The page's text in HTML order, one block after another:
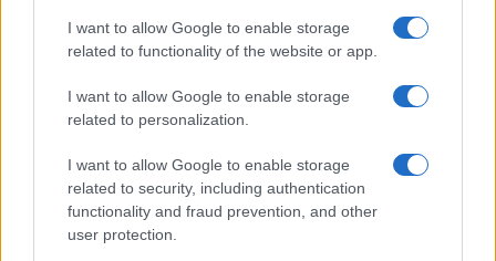
I want to allow Google to enable storage
related to functionality of the website or app.
I want to allow Google to enable storage
related to personalization.
I want to allow Google to enable storage
related to security, including authentication
functionality and fraud prevention, and other
user protection.